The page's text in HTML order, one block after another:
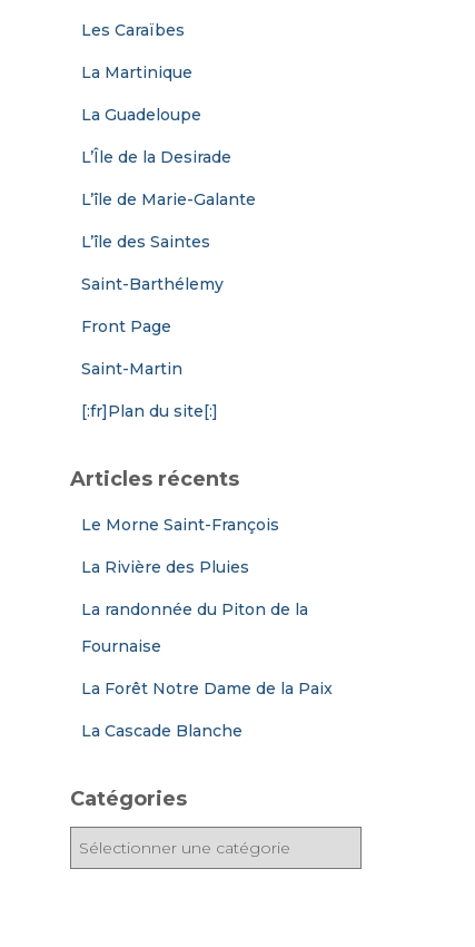
Les Caraïbes
La Martinique
La Guadeloupe
L’Île de la Desirade
L’île de Marie-Galante
L’île des Saintes
Saint-Barthélemy
Front Page
Saint-Martin
[:fr]Plan du site[:]
Articles récents
Le Morne Saint-François
La Rivière des Pluies
La randonnée du Piton de la
Fournaise
La Forêt Notre Dame de la Paix
La Cascade Blanche
Catégories